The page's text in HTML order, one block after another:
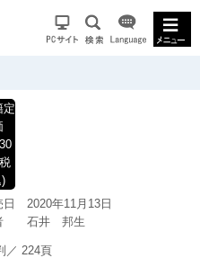
定
2020年11月13日
石井 邦生
／ 224頁